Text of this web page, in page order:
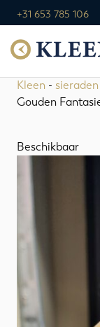
+31 653 785 106
Kleen -
Gouden
Beschikbaar